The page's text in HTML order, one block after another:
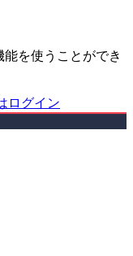
を使うことができ
ログイン